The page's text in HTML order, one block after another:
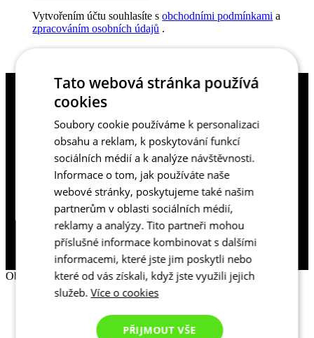
Vytvořením účtu souhlasíte sobchodními podmínkami a
zpracováním osobních údajů .
Proč se přihlásit
Získáte přístup do sekce s historií
objednávek.
Ušetříte čas při vyplňovaní doručovacích
údajů.
Již máte účet?
PŘIHLÁSIT SE
Obnovit zapomenuté heslo
E-mail
OBNOVIT HESLO
Tato webová stránka používá
cookies
Soubory cookie používáme k personalizaci
obsahu a reklam, k poskytování funkcí
sociálních médií a k analýze návštěvnosti.
Informace o tom, jak používáte naše
webové stránky, poskytujeme také našim
partnerům v oblasti sociálních médií,
reklamy a analýzy. Tito partneři mohou
příslušné informace kombinovat s dalšími
informacemi, které jste jim poskytli nebo
které od vás získali, když jste využili jejich
služeb.Více o cookies
PŘIJMOUT VŠE